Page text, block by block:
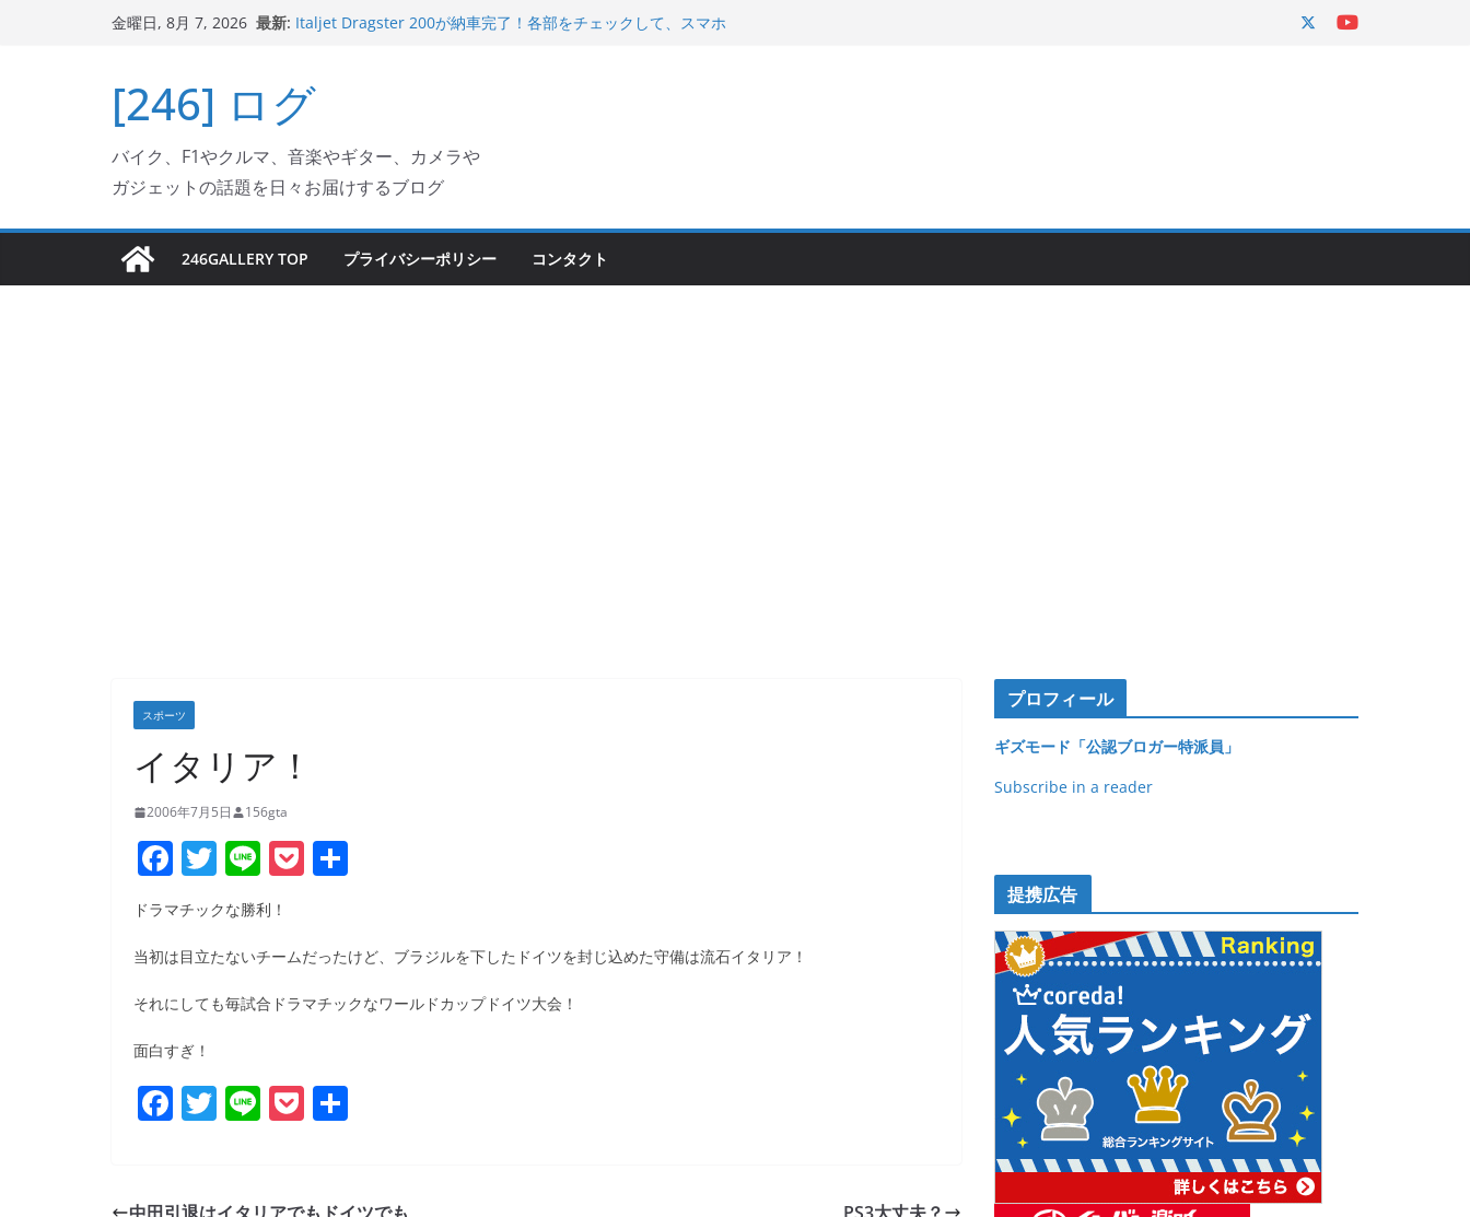
キ
プ
金曜日, 8月 7, 2026 最新: Italjet Dragster 200が納車完了！各部をチェックして、スマホ
Ken Block 逝去
岩手県奥州市へのふるさと納税で KGR HARMONY 南部鉄器エ
Italjet Dragster 200のフロントISSサスの動きが判ったらコーナ
リングが楽しくなった
[246] ログ
バイク、F1やクルマ、音楽やギター、カメラや
ガジェットの話題を日々お届けするブログ
246GALLERY TOP プライバシーポリシー コンタクト
スポーツ
イタリア！
2006年7月5日 156gta
F
a
c
e
b
o
o
k
T
w
itt
er
Li
n
e
P
et
ドラマチックな勝利！
当初は目立たないチームだったけど、ブラジルを下したドイツを封じ込めた守備は流石イタリア！
それにしても毎試合ドラマチックなワールドカップドイツ大会！
面白すぎ！
F T Li P
プロフィール
ギズモード「公認ブロガー特派員」
Subscribe in a reader
提携広告